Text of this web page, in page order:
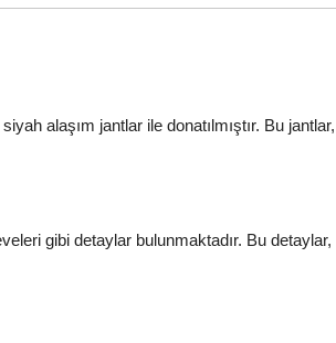
alaşım jantlar ile donatılmıştır. Bu jantlar,
gibi detaylar bulunmaktadır. Bu detaylar,